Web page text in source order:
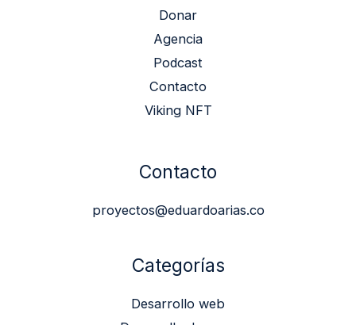
Donar
Agencia
Podcast
Contacto
Viking NFT
Contacto
proyectos@eduardoarias.co
Categorías
Desarrollo web